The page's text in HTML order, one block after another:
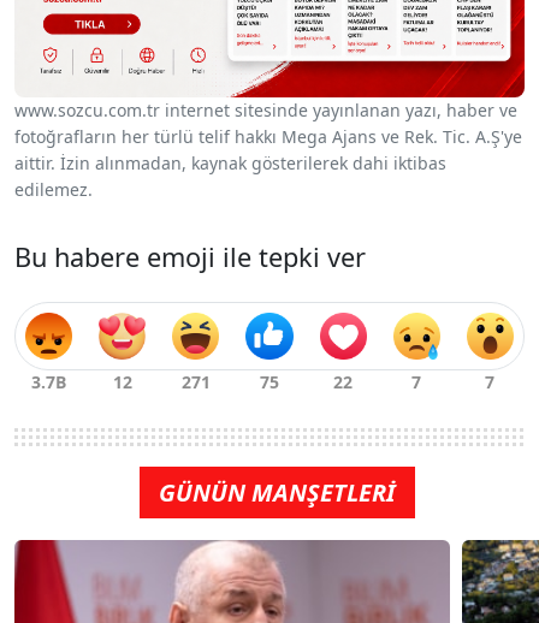
www.sozcu.com.tr internet sitesinde yayınlanan yazı, haber ve
fotoğrafların her türlü telif hakkı Mega Ajans ve Rek. Tic. A.Ş'ye
aittir. İzin alınmadan, kaynak gösterilerek dahi iktibas
edilemez.
Bu habere emoji ile tepki ver
GÜNÜN MANŞETLERİ